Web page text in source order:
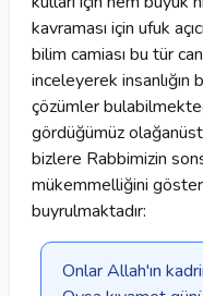
kavraması için ufuk
bilim camiası bu tür
inceleyerek insanlığın
çözümler
gördüğümüz
bizlere Rabbimizin
mükemmelliğini
buyrulmaktadır:
Onlar Allah'ın